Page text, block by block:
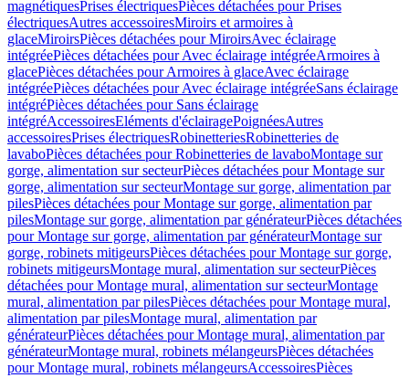
magnétiquesPrises électriquesPièces détachées pour Prises
électriquesAutres accessoiresMiroirs et armoires à
glaceMiroirsPièces détachées pour MiroirsAvec éclairage
intégréePièces détachées pour Avec éclairage intégréeArmoires à
glacePièces détachées pour Armoires à glaceAvec éclairage
intégréePièces détachées pour Avec éclairage intégréeSans éclairage
intégréPièces détachées pour Sans éclairage
intégréAccessoiresEléments d'éclairagePoignéesAutres
accessoiresPrises électriquesRobinetteriesRobinetteries de
lavaboPièces détachées pour Robinetteries de lavaboMontage sur
gorge, alimentation sur secteurPièces détachées pour Montage sur
gorge, alimentation sur secteurMontage sur gorge, alimentation par
pilesPièces détachées pour Montage sur gorge, alimentation par
pilesMontage sur gorge, alimentation par générateurPièces détachées
pour Montage sur gorge, alimentation par générateurMontage sur
gorge, robinets mitigeursPièces détachées pour Montage sur gorge,
robinets mitigeursMontage mural, alimentation sur secteurPièces
détachées pour Montage mural, alimentation sur secteurMontage
mural, alimentation par pilesPièces détachées pour Montage mural,
alimentation par pilesMontage mural, alimentation par
générateurPièces détachées pour Montage mural, alimentation par
générateurMontage mural, robinets mélangeursPièces détachées
pour Montage mural, robinets mélangeursAccessoiresPièces